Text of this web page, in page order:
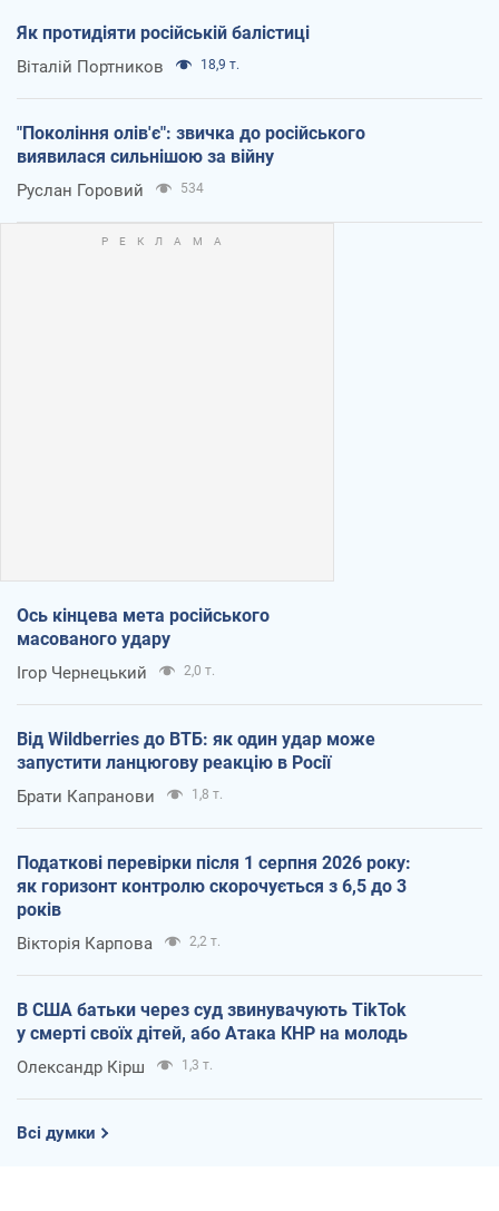
Як протидіяти російській балістиці
Віталій Портников 18,9 т.
"Покоління олів'є": звичка до російського
виявилася сильнішою за війну
Руслан Горовий 534
Ось кінцева мета російського
масованого удару
Ігор Чернецький 2,0 т.
Від Wildberries до ВТБ: як один удар може
запустити ланцюгову реакцію в Росії
Брати Капранови 1,8 т.
Податкові перевірки після 1 серпня 2026 року:
як горизонт контролю скорочується з 6,5 до 3
років
Вікторія Карпова 2,2 т.
В США батьки через суд звинувачують TikTok
у смерті своїх дітей, або Атака КНР на молодь
Олександр Кірш 1,3 т.
Всі думки